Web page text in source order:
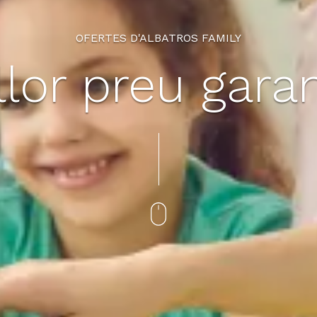
OFERTES D'ALBATROS FAMILY
preu